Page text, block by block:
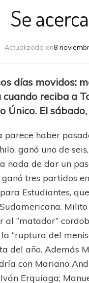
Se
Actualizado en8
días movidos:
reciba a
Único. El
parece haber
ganó uno de
nada de dar un
ganó tres partidos
Estudiantes,
“matador”
“ruptura del
del año. Además
con Mariano
Erquiaga;